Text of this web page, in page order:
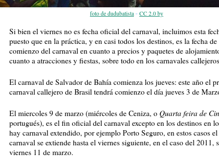
foto de dudubatista- CC 2.0 by
Si bien el viernes no es fecha oficial del carnaval, incluimos esta
puesto que en la práctica, y en casi todos los destinos, es la fecha de
comienzo del carnaval en cuanto a precios y paquetes de
cuanto a atracciones y fiestas, sobre todo en los carnavales
El carnaval de Salvador de Bahía comienza los jueves: este año el
carnaval callejero de Brasil tendrá comienzo el día jueves 3 de
El miercoles 9 de marzo (miércoles de Ceniza, o Quarta feira de
portugués), es el fin oficial del carnaval excepto en los destinos en
hay carnaval extendido, por ejemplo Porto Seguro, en estos casos el
carnaval se extiende hasta el viernes siguiente, en el caso del 2011,
viernes 11 de marzo.